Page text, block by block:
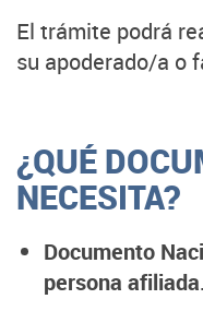
El trámite podrá
su apoderado/a o
¿QUÉ
NECESITA?
Documento
persona